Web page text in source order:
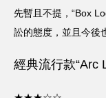
先暫且不提，“Box
訟的態度，並且今後
經典流行款“Arc